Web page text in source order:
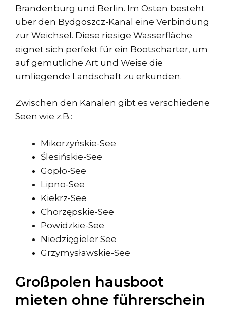
Brandenburg und Berlin. Im Osten besteht
über den Bydgoszcz-Kanal eine Verbindung
zur Weichsel. Diese riesige Wasserfläche
eignet sich perfekt für ein Bootscharter, um
auf gemütliche Art und Weise die
umliegende Landschaft zu erkunden.
Zwischen den Kanälen gibt es verschiedene
Seen wie z.B.:
Mikorzyńskie-See
Ślesińskie-See
Gopło-See
Lipno-See
Kiekrz-See
Chorzępskie-See
Powidzkie-See
Niedzięgieler See
Grzymysławskie-See
Großpolen hausboot
mieten ohne führerschein